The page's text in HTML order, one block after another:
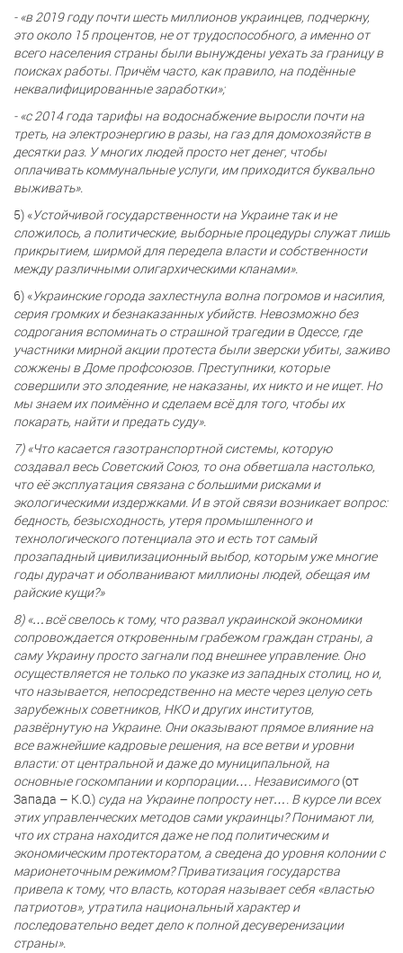
- «в 2019 году почти шесть миллионов украинцев, подчеркну,
это около 15 процентов, не от трудоспособного, а именно от
всего населения страны были вынуждены уехать за границу в
поисках работы. Причём часто, как правило, на подённые
неквалифицированные заработки»;
- «с 2014 года тарифы на водоснабжение выросли почти на
треть, на электроэнергию в разы, на газ для домохозяйств в
десятки раз. У многих людей просто нет денег, чтобы
оплачивать коммунальные услуги, им приходится буквально
выживать».
5) «Устойчивой государственности на Украине так и не
сложилось, а политические, выборные процедуры служат лишь
прикрытием, ширмой для передела власти и собственности
между различными олигархическими кланами».
6) «Украинские города захлестнула волна погромов и насилия,
серия громких и безнаказанных убийств. Невозможно без
содрогания вспоминать о страшной трагедии в Одессе, где
участники мирной акции протеста были зверски убиты, заживо
сожжены в Доме профсоюзов. Преступники, которые
совершили это злодеяние, не наказаны, их никто и не ищет. Но
мы знаем их поимённо и сделаем всё для того, чтобы их
покарать, найти и предать суду».
7) «Что касается газотранспортной системы, которую
создавал весь Советский Союз, то она обветшала настолько,
что её эксплуатация связана с большими рисками и
экологическими издержками. И в этой связи возникает вопрос:
бедность, безысходность, утеря промышленного и
технологического потенциала это и есть тот самый
прозападный цивилизационный выбор, которым уже многие
годы дурачат и оболванивают миллионы людей, обещая им
райские кущи?»
8) «…всё свелось к тому, что развал украинской экономики
сопровождается откровенным грабежом граждан страны, а
саму Украину просто загнали под внешнее управление. Оно
осуществляется не только по указке из западных столиц, но и,
что называется, непосредственно на месте через целую сеть
зарубежных советников, НКО и других институтов,
развёрнутую на Украине. Они оказывают прямое влияние на
все важнейшие кадровые решения, на все ветви и уровни
власти: от центральной и даже до муниципальной, на
основные госкомпании и корпорации…. Независимого(от
Запада – К.О.) суда на Украине попросту нет…. В курсе ли всех
этих управленческих методов сами украинцы? Понимают ли,
что их страна находится даже не под политическим и
экономическим протекторатом, а сведена до уровня колонии с
марионеточным режимом? Приватизация государства
привела к тому, что власть, которая называет себя «властью
патриотов», утратила национальный характер и
последовательно ведет дело к полной десуверенизации
страны».